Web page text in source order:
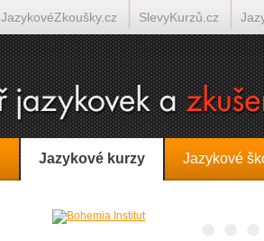
Jazykové kurzy Jazykové
JazykovéZkoušky.cz SlevyKurzů.cz
Italština on-line Tlumočení-